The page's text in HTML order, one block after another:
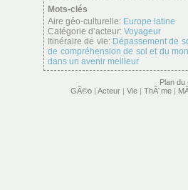
Mots-clés
Aire géo-culturelle: Europe latine
Catégorie d’acteur: Voyageur
Itinéraire de vie: Dépassement de
de compréhension de soi et du
dans un avenir meilleur
Plan du
GÃ©o | Acteur | Vie | ThÃ¨me |